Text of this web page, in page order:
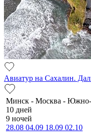
Авиатур на Сахалин.
Минск - Москва -
10 дней
9 ночей
28.08 04.09 18.09 02.10